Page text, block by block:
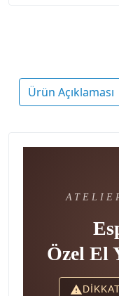
Ürün Açıklaması
Özel El